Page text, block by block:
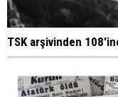
TSK arşivinden